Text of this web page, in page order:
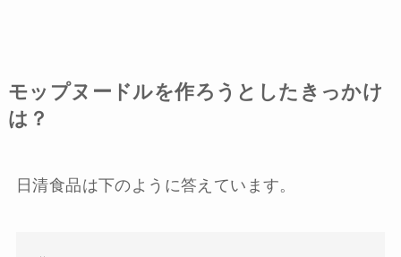
モップヌードルを作ろうとしたきっかけ
は？
日清食品は下のように答えています。